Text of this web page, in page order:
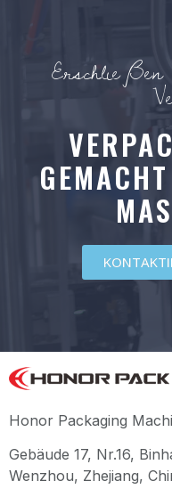
Honor Packaging
Gebäude 17, Nr.16,
Wenzhou, Zhejiang,